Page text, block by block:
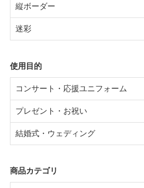
縦ボーダー
迷彩
使用目的
コンサート・応援ユニフォーム
プレゼント・お祝い
結婚式・ウェディング
商品カテゴリ